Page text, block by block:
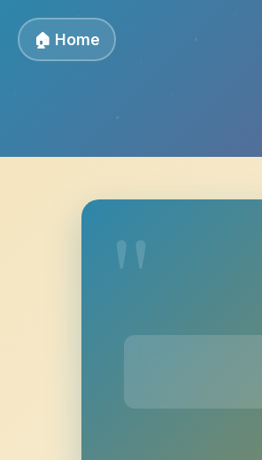
🏠 Home